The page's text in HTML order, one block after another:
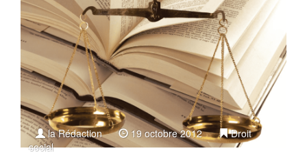
la Rédaction 19 octobre 2012
Droit
social